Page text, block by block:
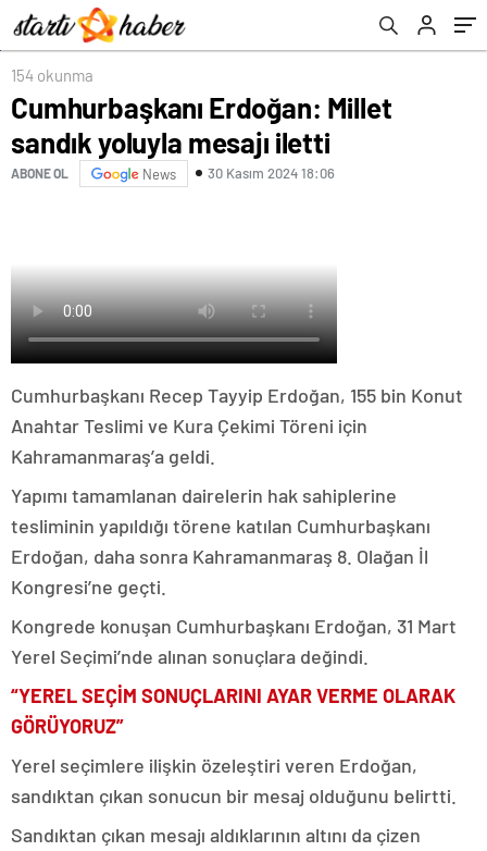
154 okunma
Cumhurbaşkanı Erdoğan: Millet
sandık yoluyla mesajı iletti
ABONE OL News 30 Kasım 2024 18:06
Cumhurbaşkanı Recep Tayyip Erdoğan, 155 bin Konut
Anahtar Teslimi ve Kura Çekimi Töreni için
Kahramanmaraş’a geldi.
Yapımı tamamlanan dairelerin hak sahiplerine
tesliminin yapıldığı törene katılan Cumhurbaşkanı
Erdoğan, daha sonra Kahramanmaraş 8. Olağan İl
Kongresi’ne geçti.
Kongrede konuşan Cumhurbaşkanı Erdoğan, 31 Mart
Yerel Seçimi’nde alınan sonuçlara değindi.
“YEREL SEÇİM SONUÇLARINI AYAR VERME OLARAK
GÖRÜYORUZ”
Yerel seçimlere ilişkin özeleştiri veren Erdoğan,
sandıktan çıkan sonucun bir mesaj olduğunu belirtti.
Sandıktan çıkan mesajı aldıklarının altını da çizen